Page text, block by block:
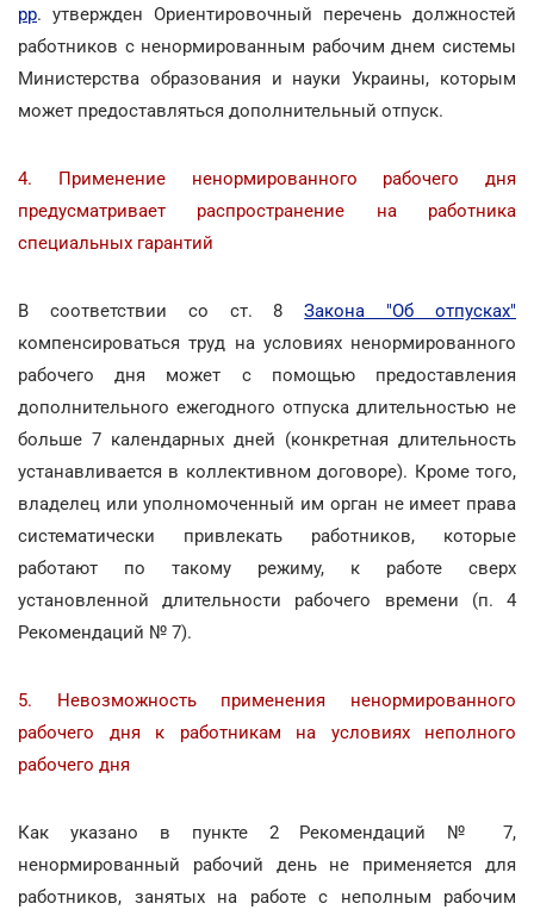
рр. утвержден Ориентировочный перечень должностей
работников с ненормированным рабочим днем системы
Министерства образования и науки Украины, которым
может предоставляться дополнительный отпуск.
4. Применение ненормированного рабочего дня
предусматривает распространение на работника
специальных гарантий
В соответствии со ст. 8Закона "Об отпусках"
компенсироваться труд на условиях ненормированного
рабочего дня может с помощью предоставления
дополнительного ежегодного отпуска длительностью не
больше 7 календарных дней (конкретная длительность
устанавливается в коллективном договоре). Кроме того,
владелец или уполномоченный им орган не имеет права
систематически привлекать работников, которые
работают по такому режиму, к работе сверх
установленной длительности рабочего времени (п. 4
Рекомендаций № 7).
5. Невозможность применения ненормированного
рабочего дня к работникам на условиях неполного
рабочего дня
Как указано в пункте 2 Рекомендаций № 7,
ненормированный рабочий день не применяется для
работников, занятых на работе с неполным рабочим